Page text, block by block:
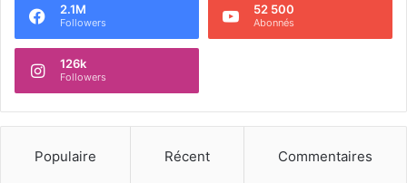
2.1M
Followers
52 500
Abonnés
126k
Followers
Populaire Récent Commentaires